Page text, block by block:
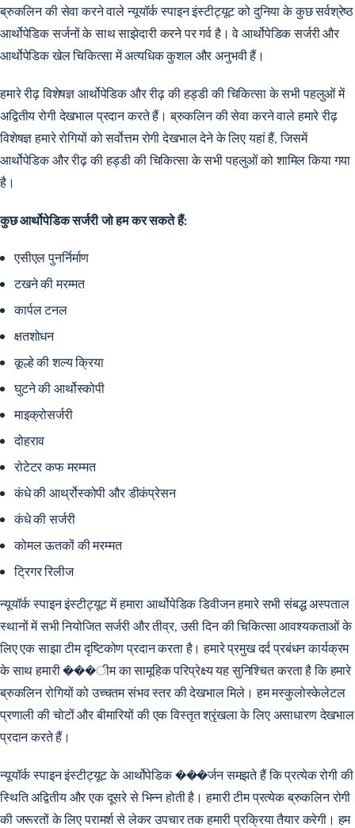
ब्रुकलिन की सेवा करने वाले न्यूयॉर्क स्पाइन इंस्टीट्यूट को दुनिया के कुछ सर्वश्रेष्ठ
आर्थोपेडिक सर्जनों के साथ साझेदारी करने पर गर्व है। वेआर्थोपेडिक सर्जरीऔर
आर्थोपेडिक खेल चिकित्सा में अत्यधिक कुशल और अनुभवी हैं।
हमारे रीढ़ विशेषज्ञ आर्थोपेडिक और रीढ़ की हड्डी की चिकित्सा के सभी पहलुओं में
अद्वितीय रोगी देखभाल प्रदान करते हैं। ब्रुकलिन की सेवा करने वाले हमारे रीढ़
विशेषज्ञ हमारे रोगियों को सर्वोत्तम रोगी देखभाल देने के लिए यहां हैं, जिसमें
आर्थोपेडिक और रीढ़ की हड्डी की चिकित्सा के सभी पहलुओं को शामिल किया गया
है।
कुछ आर्थोपेडिक सर्जरी जो हम कर सकते हैं:
एसीएल पुनर्निर्माण
टखने की मरम्मत
कार्पल टनल
क्षतशोधन
कूल्हे की शल्य क्रिया
घुटने की आर्थोस्कोपी
माइक्रोसर्जरी
दोहराव
रोटेटर कफ मरम्मत
कंधे की आर्थ्रोस्कोपी और डीकंप्रेसन
कंधे की सर्जरी
कोमल ऊतकों की मरम्मत
ट्रिगर रिलीज
न्यूयॉर्क स्पाइन इंस्टीट्यूट में हमारा आर्थोपेडिक डिवीजन हमारे सभी संबद्ध अस्पताल
स्थानों में सभी नियोजित सर्जरी और तीव्र, उसी दिन की चिकित्सा आवश्यकताओं के
लिए एक साझा टीम दृष्टिकोण प्रदान करता है। हमारे प्रमुखदर्द प्रबंधन कार्यक्रम
के साथ हमारी ���ीम का सामूहिक परिप्रेक्ष्य यह सुनिश्चित करता है कि हमारे
ब्रुकलिन रोगियों को उच्चतम संभव स्तर की देखभाल मिले। हम मस्कुलोस्केलेटल
प्रणाली की चोटों और बीमारियों की एक विस्तृत श्रृंखला के लिए असाधारण देखभाल
प्रदान करते हैं।
न्यूयॉर्क स्पाइन इंस्टीट्यूट के आर्थोपेडिक ���र्जन समझते हैं कि प्रत्येक रोगी की
स्थिति अद्वितीय और एक दूसरे से भिन्न होती है। हमारी टीम प्रत्येक ब्रुकलिन रोगी
की जरूरतों के लिए परामर्श से लेकर उपचार तक हमारी प्रक्रिया तैयार करेगी। हम